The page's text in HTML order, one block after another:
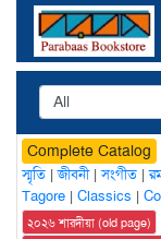
Complete Catalog
স্মৃতি |জীবনী|সংগীত |
Tagore | Classics |
২০২৬ শারদীয়া (old page)